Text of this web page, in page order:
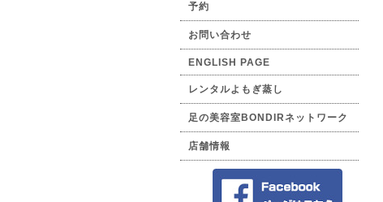
予約
お問い合わせ
ENGLISH PAGE
レンタルよもぎ蒸し
足の美容室BONDIRネットワーク
店舗情報